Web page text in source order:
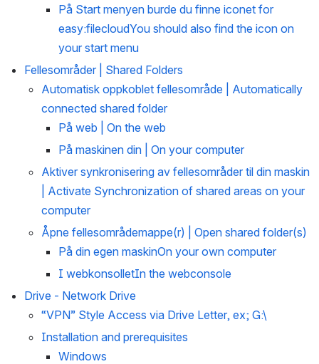
På Start menyen burde du finne iconet for
easy:filecloudYou should also find the icon on
your start menu
Fellesområder | Shared Folders
Automatisk oppkoblet fellesområde | Automatically
connected shared folder
På web | On the web
På maskinen din | On your computer
Aktiver synkronisering av fellesområder til din maskin
| Activate Synchronization of shared areas on your
computer
Åpne fellesområdemappe(r) | Open shared folder(s)
På din egen maskinOn your own computer
I webkonsolletIn the webconsole
Drive - Network Drive
“VPN” Style Access via Drive Letter, ex; G:\
Installation and prerequisites
Windows